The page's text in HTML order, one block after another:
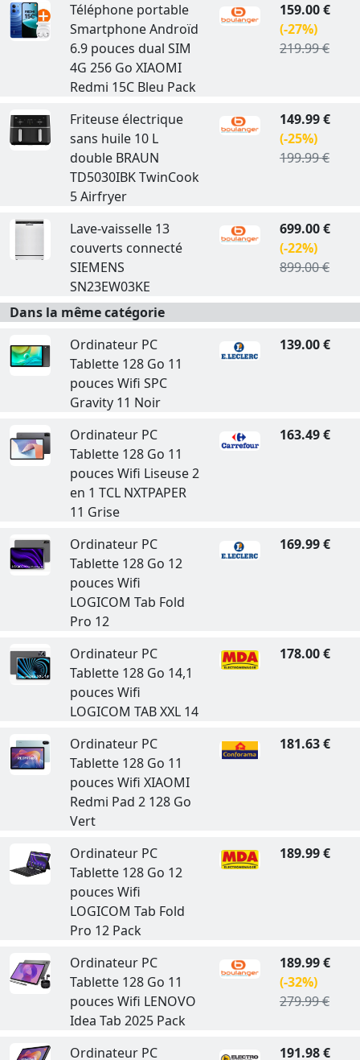
Téléphone portable
Smartphone Androïd
6.9 pouces dual SIM
4G 256 Go XIAOMI
Redmi 15C Bleu Pack
159.00 €
(-27%)
219.99 €
Friteuse électrique
sans huile 10 L
double BRAUN
TD5030IBK TwinCook
5 Airfryer
149.99 €
(-25%)
199.99 €
Lave-vaisselle 13
couverts connecté
SIEMENS
SN23EW03KE
699.00 €
(-22%)
899.00 €
Dans la même catégorie
Ordinateur PC
Tablette 128 Go 11
pouces Wifi SPC
Gravity 11 Noir
139.00 €
Ordinateur PC
Tablette 128 Go 11
pouces Wifi Liseuse 2
en 1 TCL NXTPAPER
11 Grise
163.49 €
Ordinateur PC
Tablette 128 Go 12
pouces Wifi
LOGICOM Tab Fold
Pro 12
169.99 €
Ordinateur PC
Tablette 128 Go 14,1
pouces Wifi
LOGICOM TAB XXL 14
178.00 €
Ordinateur PC
Tablette 128 Go 11
pouces Wifi XIAOMI
Redmi Pad 2 128 Go
Vert
181.63 €
Ordinateur PC
Tablette 128 Go 12
pouces Wifi
LOGICOM Tab Fold
Pro 12 Pack
189.99 €
Ordinateur PC
Tablette 128 Go 11
pouces Wifi LENOVO
Idea Tab 2025 Pack
189.99 €
(-32%)
279.99 €
Ordinateur PC 191.98 €